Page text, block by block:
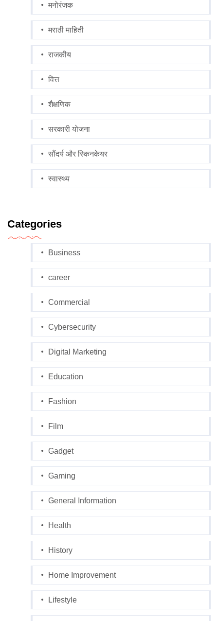
मनोरंजक
मराठी माहिती
राजकीय
वित्त
शैक्षणिक
सरकारी योजना
सौंदर्य और स्किनकेयर
स्वास्थ्य
Categories
Business
career
Commercial
Cybersecurity
Digital Marketing
Education
Fashion
Film
Gadget
Gaming
General Information
Health
History
Home Improvement
Lifestyle